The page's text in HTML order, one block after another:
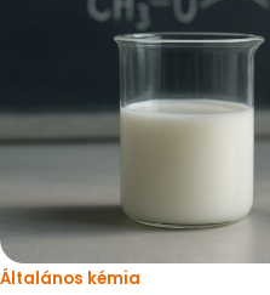
Általános kémia